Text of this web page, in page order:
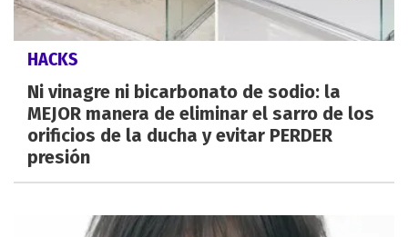
HACKS
Ni vinagre ni bicarbonato de sodio: la
MEJOR manera de eliminar el sarro de los
orificios de la ducha y evitar PERDER
presión